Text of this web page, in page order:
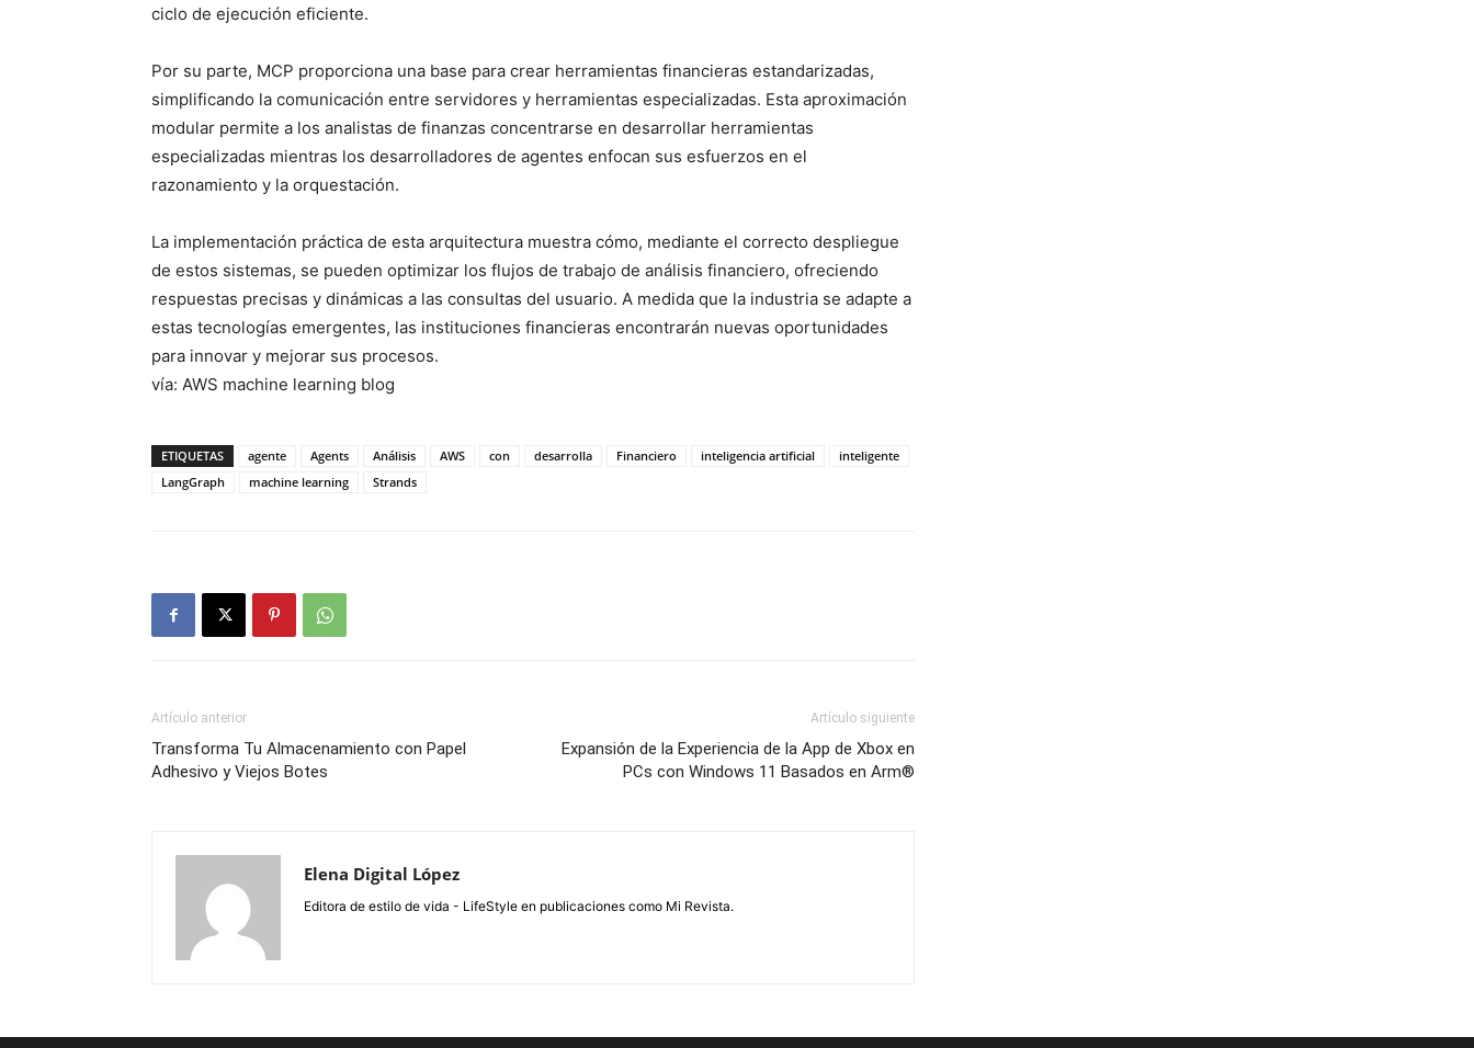
ciclo de ejecución eficiente.
Por su parte, MCP proporciona una base para crear herramientas financieras estandarizadas,
simplificando la comunicación entre servidores y herramientas especializadas. Esta aproximación
modular permite a los analistas de finanzas concentrarse en desarrollar herramientas
especializadas mientras los desarrolladores de agentes enfocan sus esfuerzos en el
razonamiento y la orquestación.
La implementación práctica de esta arquitectura muestra cómo, mediante el correcto despliegue
de estos sistemas, se pueden optimizar los flujos de trabajo de análisis financiero, ofreciendo
respuestas precisas y dinámicas a las consultas del usuario. A medida que la industria se adapte a
estas tecnologías emergentes, las instituciones financieras encontrarán nuevas oportunidades
para innovar y mejorar sus procesos.
vía: AWS machine learning blog
ETIQUETAS agente Agents Análisis AWS con desarrolla Financiero inteligencia artificial
inteligente
LangGraph
machine learning Strands
Artículo anterior
Transforma Tu Almacenamiento con Papel
Adhesivo y Viejos Botes
Artículo siguiente
Expansión de la Experiencia de la App de Xbox en
PCs con Windows 11 Basados en Arm®
Elena Digital López
Editora de estilo de vida - LifeStyle en publicaciones como Mi Revista.